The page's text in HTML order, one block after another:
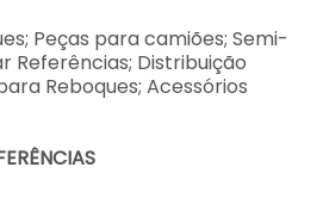
Peças para camiões; Semi-
Referências; Distribuição
Reboques; Acessórios